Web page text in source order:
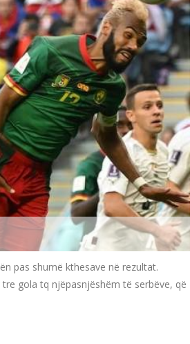
pas shumë kthesave në rezultat.
gola tq njëpasnjëshëm të serbëve, që